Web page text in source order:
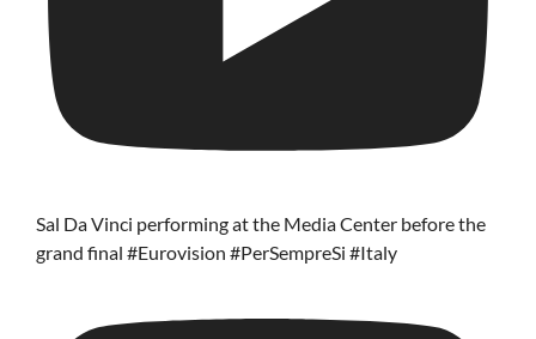
Sal Da Vinci performing at the Media Center before the
grand final #Eurovision #PerSempreSi #Italy